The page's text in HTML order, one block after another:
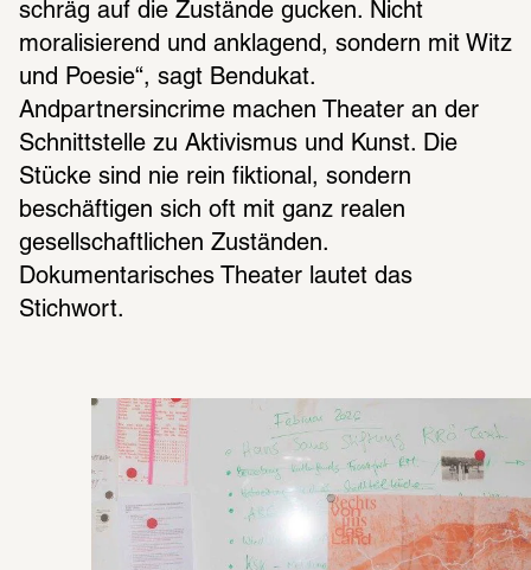
schräg auf die Zustände gucken. Nicht
moralisierend und anklagend, sondern mit Witz
und Poesie“, sagt Bendukat.
Andpartnersincrime machen Theater an der
Schnittstelle zu Aktivismus und Kunst. Die
Stücke sind nie rein fiktional, sondern
beschäftigen sich oft mit ganz realen
gesellschaftlichen Zuständen.
Dokumentarisches Theater lautet das
Stichwort.